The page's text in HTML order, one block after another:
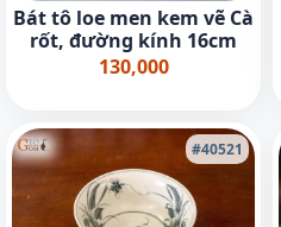
Bát tô loe men kem vẽ Cà
rốt, đường kính 16cm
130,000
#40521